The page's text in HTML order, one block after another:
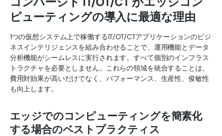
ピューティングの導入に最適な理由
1つの仮想システム上で稼働するIT/OT/CTアプリケーションのビジ
ネスインテリジェンスを組み合わせることで、運用機能とデータ
分析機能がシームレスに実行されます。すべて個別のインフラス
トラクチャを必要としません。これらの領域を統合することは、
費用対効果が高いだけでなく、パフォーマンス、生産性、俊敏性
も向上します。
エッジでのコンピューティングを簡素化
する場合のベストプラクティス